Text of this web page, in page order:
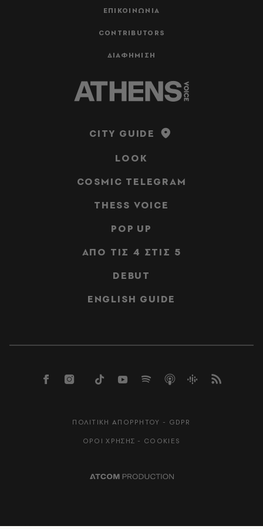
ΕΠΙΚΟΙΝΩΝΙΑ
CONTRIBUTORS
ΔΙΑΦΗΜΙΣΗ
CITY GUIDE
LOOK
COSMIC TELEGRAM
THESS VOICE
POP UP
ΑΠΟ ΤΙΣ 4 ΣΤΙΣ 5
DEBUT
ENGLISH GUIDE
ΠΟΛΙΤΙΚΗ ΑΠΟΡΡΗΤΟΥ - GDPR
ΟΡΟΙ ΧΡΗΣΗΣ - COOKIES